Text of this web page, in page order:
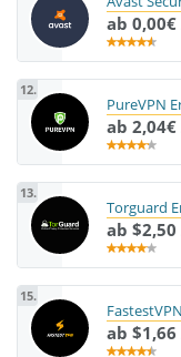
ab 0,00€
12.
PureVPN
ab
13.
Torguard
ab
15.
ab